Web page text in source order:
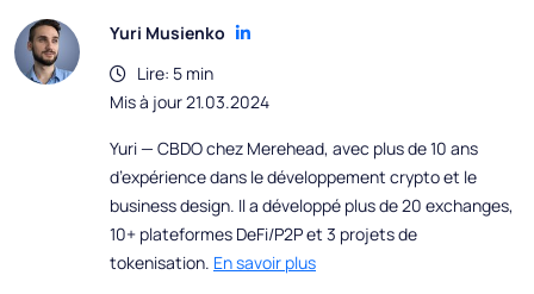
Yuri Musienko
Lire: 5 min
Mis à jour 21.03.2024
Yuri — CBDO chez Merehead, avec plus de 10 ans
d’expérience dans le développement crypto et le
business design. Il a développé plus de 20 exchanges,
10+ plateformes DeFi/P2P et 3 projets de
tokenisation. En savoir plus